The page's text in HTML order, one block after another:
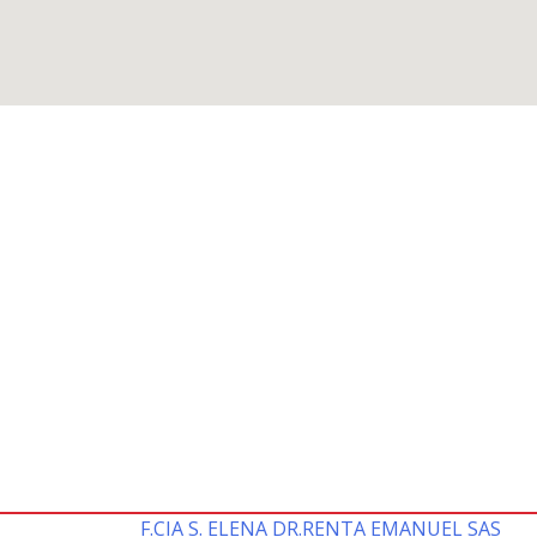
F.CIA S. ELENA DR.RENTA EMANUEL SAS